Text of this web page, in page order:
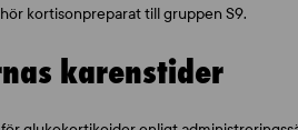
kortisonpreparat till gruppen S9.
karenstider